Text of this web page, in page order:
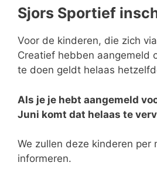
Sjors Sportief
Voor de kinderen, die zich
Creatief hebben aangemeld
te doen geldt helaas
Als je je hebt aangemeld
Juni komt dat helaas te
We zullen deze kinderen per
informeren.